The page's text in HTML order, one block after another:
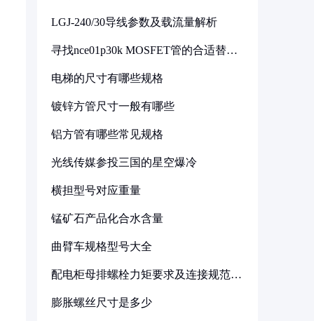
LGJ-240/30导线参数及载流量解析
寻找nce01p30k MOSFET管的合适替代
电梯的尺寸有哪些规格
镀锌方管尺寸一般有哪些
铝方管有哪些常见规格
光线传媒参投三国的星空爆冷
横担型号对应重量
锰矿石产品化合水含量
曲臂车规格型号大全
配电柜母排螺栓力矩要求及连接规范详
膨胀螺丝尺寸是多少